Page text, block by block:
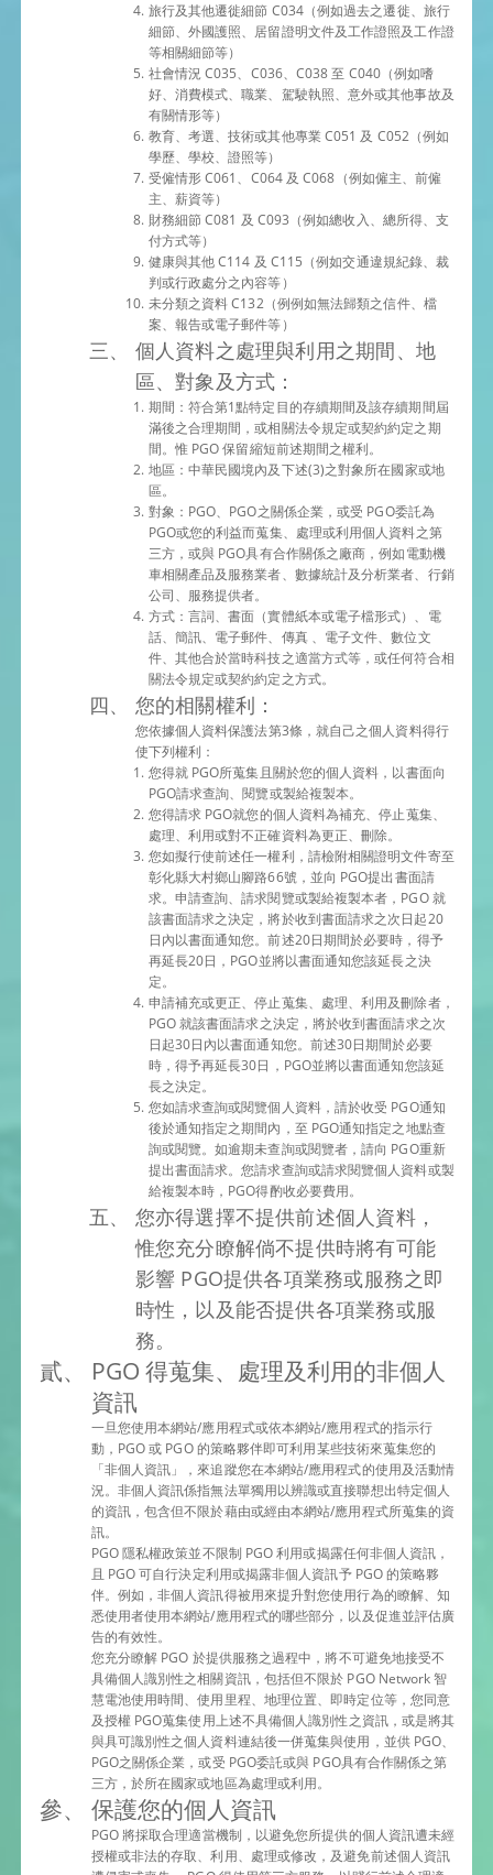
旅行及其他遷徙細節 C034（例如過去之遷徙、旅行
細節、外國護照、居留證明文件及工作證照及工作證
等相關細節等）
社會情況 C035、C036、C038 至 C040（例如嗜
好、消費模式、職業、駕駛執照、意外或其他事故及
有關情形等）
教育、考選、技術或其他專業 C051 及 C052（例如
學歷、學校、證照等）
受僱情形 C061、C064 及 C068（例如僱主、前僱
主、薪資等）
財務細節 C081 及 C093（例如總收入、總所得、支
付方式等）
健康與其他 C114 及 C115（例如交通違規紀錄、裁
判或行政處分之內容等）
未分類之資料 C132（例例如無法歸類之信件、檔
案、報告或電子郵件等）
個人資料之處理與利用之期間、地
區、對象及方式：
期間：符合第1點特定目的存續期間及該存續期間屆
滿後之合理期間，或相關法令規定或契約約定之期
間。惟 PGO 保留縮短前述期間之權利。
地區：中華民國境內及下述(3)之對象所在國家或地
區。
對象：PGO、PGO之關係企業，或受 PGO委託為
PGO或您的利益而蒐集、處理或利用個人資料之第
三方，或與 PGO具有合作關係之廠商，例如電動機
車相關產品及服務業者、數據統計及分析業者、行銷
公司、服務提供者。
方式：言詞、書面（實體紙本或電子檔形式）、電
話、簡訊、電子郵件、傳真 、電子文件、數位文
件、其他合於當時科技之適當方式等，或任何符合相
關法令規定或契約約定之方式。
您的相關權利：
您依據個人資料保護法第3條，就自己之個人資料得行
使下列權利：
您得就 PGO所蒐集且關於您的個人資料，以書面向
PGO請求查詢、閱覽或製給複製本。
您得請求 PGO就您的個人資料為補充、停止蒐集、
處理、利用或對不正確資料為更正、刪除。
您如擬行使前述任一權利，請檢附相關證明文件寄至
彰化縣大村鄉山腳路66號，並向 PGO提出書面請
求。申請查詢、請求閱覽或製給複製本者，PGO 就
該書面請求之決定，將於收到書面請求之次日起20
日內以書面通知您。前述20日期間於必要時，得予
再延長20日，PGO並將以書面通知您該延長之決
定。
申請補充或更正、停止蒐集、處理、利用及刪除者，
PGO 就該書面請求之決定，將於收到書面請求之次
日起30日內以書面通知您。前述30日期間於必要
時，得予再延長30日，PGO並將以書面通知您該延
長之決定。
您如請求查詢或閱覽個人資料，請於收受 PGO通知
後於通知指定之期間內，至 PGO通知指定之地點查
詢或閱覽。如逾期未查詢或閱覽者，請向 PGO重新
提出書面請求。您請求查詢或請求閱覽個人資料或製
給複製本時，PGO得酌收必要費用。
您亦得選擇不提供前述個人資料，
惟您充分瞭解倘不提供時將有可能
影響 PGO提供各項業務或服務之即
時性，以及能否提供各項業務或服
務。
PGO 得蒐集、處理及利用的非個人
資訊
一旦您使用本網站/應用程式或依本網站/應用程式的指示行
動，PGO 或 PGO 的策略夥伴即可利用某些技術來蒐集您的
「非個人資訊」，來追蹤您在本網站/應用程式的使用及活動情
況。非個人資訊係指無法單獨用以辨識或直接聯想出特定個人
的資訊，包含但不限於藉由或經由本網站/應用程式所蒐集的資
訊。
PGO 隱私權政策並不限制 PGO 利用或揭露任何非個人資訊，
且 PGO 可自行決定利用或揭露非個人資訊予 PGO 的策略夥
伴。例如，非個人資訊得被用來提升對您使用行為的瞭解、知
悉使用者使用本網站/應用程式的哪些部分，以及促進並評估廣
告的有效性。
您充分瞭解 PGO 於提供服務之過程中，將不可避免地接受不
具備個人識別性之相關資訊，包括但不限於 PGO Network 智
慧電池使用時間、使用里程、地理位置、即時定位等，您同意
及授權 PGO蒐集使用上述不具備個人識別性之資訊，或是將其
與具可識別性之個人資料連結後一併蒐集與使用，並供 PGO、
PGO之關係企業，或受 PGO委託或與 PGO具有合作關係之第
三方，於所在國家或地區為處理或利用。
保護您的個人資訊
PGO 將採取合理適當機制，以避免您所提供的個人資訊遭未經
授權或非法的存取、利用、處理或修改，及避免前述個人資訊